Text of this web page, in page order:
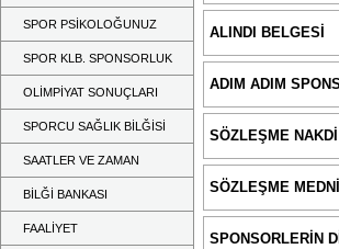
SPOR PSİKOLOĞUNUZ
SPOR KLB. SPONSORLUK
OLİMPİYAT SONUÇLARI
SPORCU SAĞLIK BİLĞİSİ
SAATLER VE ZAMAN
BİLĞİ BANKASI
FAALİYET
ALINDI BELGESİ
ADIM ADIM
SÖZLEŞME NAKDİ
SÖZLEŞME MEDNİ
SPONSORLERİN